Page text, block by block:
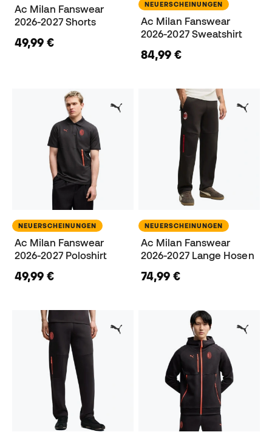
Ac Milan Fanswear
2026-2027 Shorts
49,99 €
NEUERSCHEINUNGEN
Ac Milan Fanswear
2026-2027 Sweatshirt
84,99 €
NEUERSCHEINUNGEN
Ac Milan Fanswear
2026-2027 Poloshirt
49,99 €
NEUERSCHEINUNGEN
Ac Milan Fanswear
2026-2027 Lange Hosen
74,99 €